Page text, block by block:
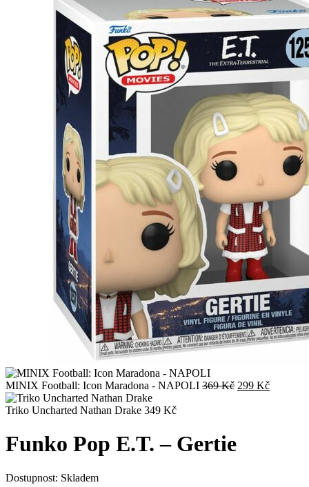
MINIX Football: Icon Maradona - NAPOLI 369Kč Původní
299 KčAktuální
Triko Uncharted Nathan Drake 349 Kč
Funko Pop E.T. – Gertie
Dostupnost: Skladem